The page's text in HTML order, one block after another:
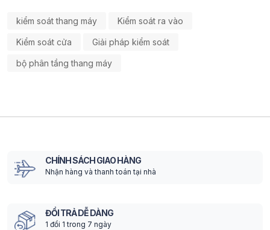
kiểm soát thang máy Kiểm soát ra vào
Kiểm soát cửa Giải pháp kiểm soát
bộ phân tầng thang máy
CHÍNH SÁCH GIAO HÀNG
Nhận hàng và thanh toán tại nhà
ĐỔI TRẢ DỄ DÀNG
1 đổi 1 trong 7 ngày